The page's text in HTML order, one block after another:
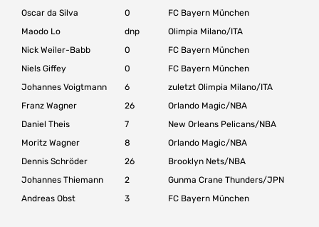
Oscar da Silva
0
FC Bayern München
Maodo Lo
dnp
Olimpia Milano/ITA
Nick Weiler-Babb
0
FC Bayern München
Niels Giffey
0
FC Bayern München
Johannes Voigtmann
6
zuletzt Olimpia Milano/ITA
Franz Wagner
26
Orlando Magic/NBA
Daniel Theis
7
New Orleans Pelicans/NBA
Moritz Wagner
8
Orlando Magic/NBA
Dennis Schröder
26
Brooklyn Nets/NBA
Johannes Thiemann
2
Gunma Crane Thunders/JPN
Andreas Obst
3 FC Bayern München